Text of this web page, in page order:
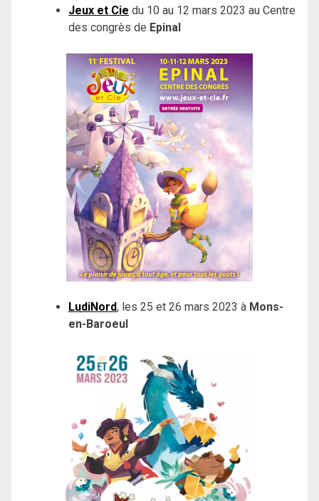
Jeux et Cie du 10 au 12 mars 2023 au Centre
des congrès de Epinal
LudiNord, les 25 et 26 mars 2023 à Mons-
en-Baroeul